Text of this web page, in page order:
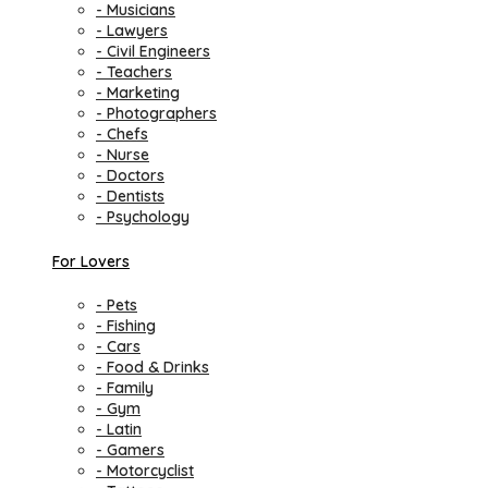
- Musicians
- Lawyers
- Civil Engineers
- Teachers
- Marketing
- Photographers
- Chefs
- Nurse
- Doctors
- Dentists
- Psychology
For Lovers
- Pets
- Fishing
- Cars
- Food & Drinks
- Family
- Gym
- Latin
- Gamers
- Motorcyclist